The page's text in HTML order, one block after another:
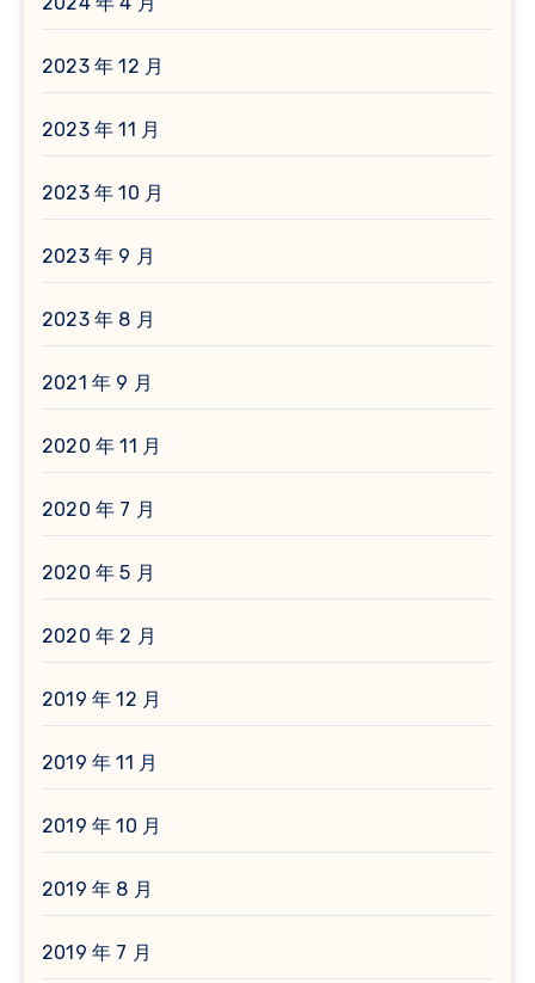
2023 年 12 月
2023 年 11 月
2023 年 10 月
2023 年 9 月
2023 年 8 月
2021 年 9 月
2020 年 11 月
2020 年 7 月
2020 年 5 月
2020 年 2 月
2019 年 12 月
2019 年 11 月
2019 年 10 月
2019 年 8 月
2019 年 7 月